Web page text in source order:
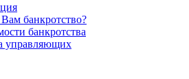
банкротство?
банкротства
управляющих